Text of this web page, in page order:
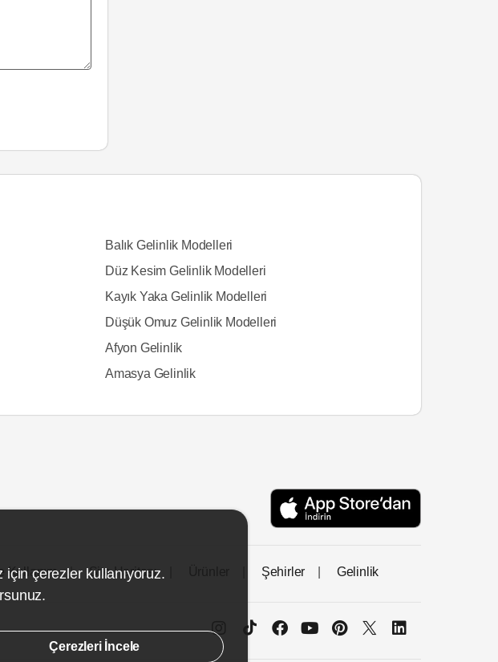
Balık Gelinlik Modelleri
Düz Kesim Gelinlik Modelleri
Kayık Yaka Gelinlik Modelleri
Düşük Omuz Gelinlik Modelleri
Afyon Gelinlik
Amasya Gelinlik
Kullanım Site Haritası Şehirler Gelinlik
çerezler kullanıyoruz.
Çerezleri İncele